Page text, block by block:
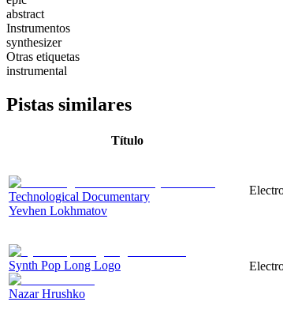
abstract
Instrumentos
synthesizer
Otras etiquetas
instrumental
Pistas similares
Título
Technological Documentary
Yevhen Lokhmatov
Synth Pop Long Logo
Nazar Hrushko